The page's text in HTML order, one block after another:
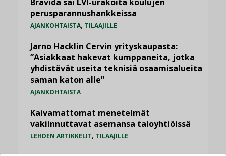
perusparannushankkeissa
AJANKOHTAISTA, TILAAJILLE
Jarno Hacklin Cervin yrityskaupasta:
”Asiakkaat hakevat kumppaneita, jotka
yhdistävät useita teknisiä osaamisalueita
saman katon alle”
AJANKOHTAISTA
Kaivamattomat menetelmät
vakiinnuttavat asemansa taloyhtiöissä
LEHDEN ARTIKKELIT, TILAAJILLE